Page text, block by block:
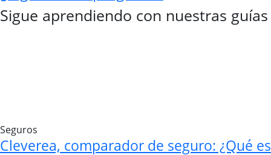
Sigue aprendiendo con nuestras guías
Seguros
Cleverea, comparador de seguro: ¿Qué es